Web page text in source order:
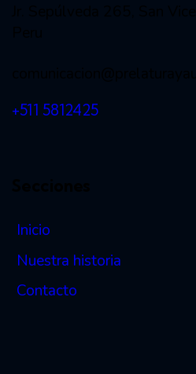
+511 5812425
Inicio
Nuestra historia
Contacto